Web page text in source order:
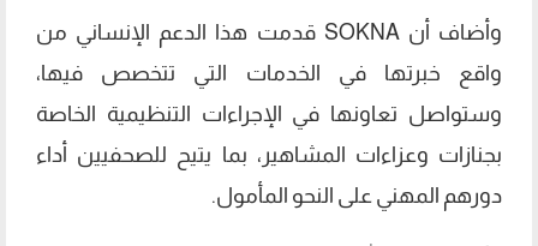
وأضاف أن SOKNA قدمت هذا الدعم الإنساني من
واقع خبرتها في الخدمات التي تتخصص فيها،
وستواصل تعاونها في الإجراءات التنظيمية الخاصة
بجنازات وعزاءات المشاهير، بما يتيح للصحفيين أداء
دورهم المهني على النحو المأمول.